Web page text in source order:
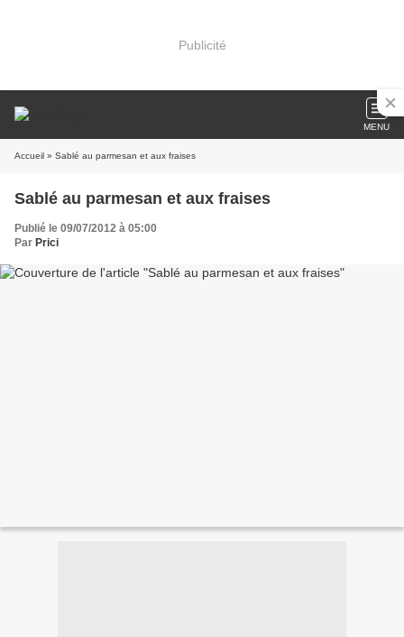
Publicité
MENU
Accueil » Sablé au parmesan et aux fraises
Sablé au parmesan et aux fraises
Publié le 09/07/2012 à 05:00
Par Prici